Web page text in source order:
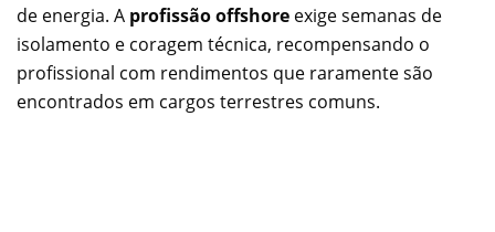
de energia. A profissão offshore exige semanas de
isolamento e coragem técnica, recompensando o
profissional com rendimentos que raramente são
encontrados em cargos terrestres comuns.